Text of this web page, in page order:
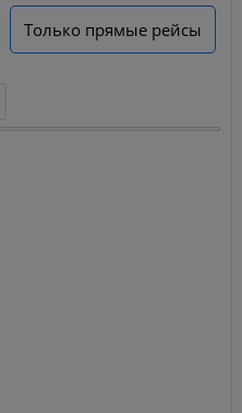
Только прямые рейсы